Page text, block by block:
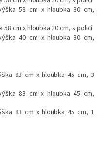
58 cm x hloubka 30 cm,
58 cm x hloubka 30 cm, s policí
40 cm x hloubka 30 cm,
83 cm x hloubka 45 cm, 3
83 cm x hloubka 45 cm,
83 cm x hloubka 45 cm, 1